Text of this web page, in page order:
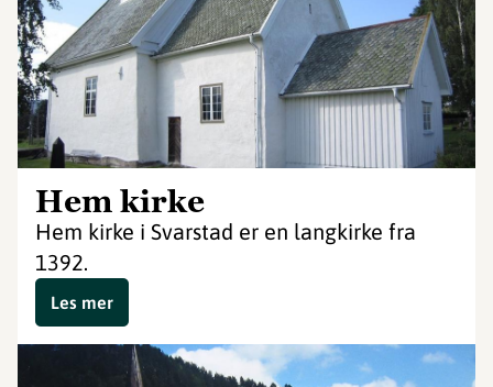
Hem kirke
Hem kirke i Svarstad er en langkirke fra
1392.
Les mer